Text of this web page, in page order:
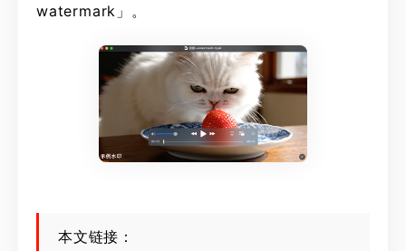
watermark」。
本文链接：